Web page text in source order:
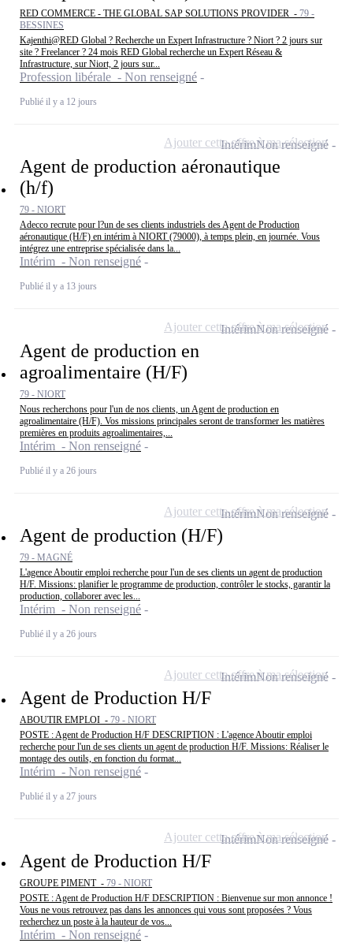
RED COMMERCE - THE GLOBAL SAP SOLUTIONS PROVIDER - 79 -
BESSINES
Kajenthi@RED Global ? Recherche un Expert Infrastructure ? Niort ? 2 jours sur
site ? Freelancer ? 24 mois RED Global recherche un Expert Réseau &
Infrastructure, sur Niort, 2 jours sur...
Profession libérale - Non renseigné
Publié il y a 12 jours
Agent de production aéronautique
(h/f)
79 - NIORT
Adecco recrute pour l?un de ses clients industriels des Agent de Production
aéronautique (H/F) en intérim à NIORT (79000), à temps plein, en journée. Vous
intégrez une entreprise spécialisée dans la...
Intérim - Non renseigné
Publié il y a 13 jours
IntérimNon renseigné
Ajouter cette offre à ma sélection
Agent de production en
agroalimentaire (H/F)
79 - NIORT
Nous recherchons pour l'un de nos clients, un Agent de production en
agroalimentaire (H/F). Vos missions principales seront de transformer les matières
premières en produits agroalimentaires,...
Intérim - Non renseigné
Publié il y a 26 jours
IntérimNon renseigné
Ajouter cette offre à ma sélection
Agent de production (H/F)
79 - MAGNÉ
L'agence Aboutir emploi recherche pour l'un de ses clients un agent de production
H/F. Missions: planifier le programme de production, contrôler le stocks, garantir la
production, collaborer avec les...
Intérim - Non renseigné
Publié il y a 26 jours
IntérimNon renseigné
Ajouter cette offre à ma sélection
Agent de Production H/F
ABOUTIR EMPLOI - 79 - NIORT
POSTE : Agent de Production H/F DESCRIPTION : L'agence Aboutir emploi
recherche pour l'un de ses clients un agent de production H/F. Missions: Réaliser le
montage des outils, en fonction du format...
Intérim - Non renseigné
Publié il y a 27 jours
IntérimNon renseigné
Ajouter cette offre à ma sélection
Agent de Production H/F
GROUPE PIMENT - 79 - NIORT
POSTE : Agent de Production H/F DESCRIPTION : Bienvenue sur mon annonce !
Vous ne vous retrouvez pas dans les annonces qui vous sont proposées ? Vous
recherchez un poste à la hauteur de vos...
Intérim - Non renseigné
IntérimNon renseigné
Ajouter cette offre à ma sélection